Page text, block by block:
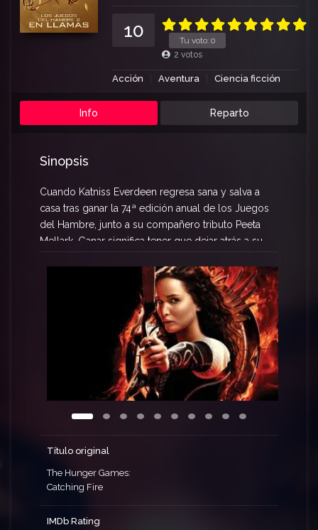
Tu voto: 0
10
2 votos
Acción Aventura Ciencia ficción
Info Reparto
Sinopsis
Cuando Katniss Everdeen regresa sana y salva a
casa tras ganar la 74ª edición anual de los Juegos
del Hambre, junto a su compañero tributo Peeta
Mellark. Ganar significa tener que dejar atrás a su
Victoria» por los diferentes distritos. Por el
camino, Katniss se da cuenta de que está
comenzando a gestarse una rebelión, pero el
Capitolio sigue manteniéndolo todo
perfectamente bajo control, mientras el presidente
Snow prepara la 75ª edición anual de los Juegos
del Hambre (El Vasallaje de los Veinticinco), una
competición que podría cambiar Panem para
siempre.
Título original
The Hunger Games:
Catching Fire
IMDb Rating